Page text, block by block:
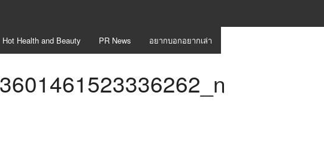
Hot Health and Beauty PR News อยากบอกอยากเล่า